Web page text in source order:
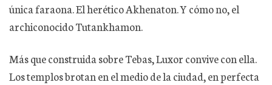
única faraona. El herético Akhenaton. Y cómo no, el
archiconocido Tutankhamon.
Más que construida sobre Tebas, Luxor convive con ella.
Los templos brotan en el medio de la ciudad, en perfecta